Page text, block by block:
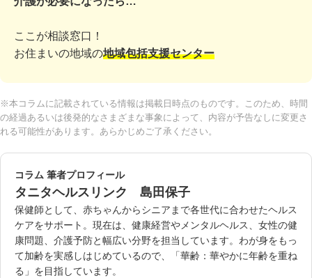
ここが相談窓口！
お住まいの地域の地域包括支援センター
※本コラムに記載されている情報は掲載日時点のものです。このため、時間
の経過あるいは後発的なさまざまな事象によって、内容が予告なしに変更さ
れる可能性があります。あらかじめご了承ください。
コラム 筆者プロフィール
タニタヘルスリンク 島田保子
保健師として、赤ちゃんからシニアまで各世代に合わせたヘルス
ケアをサポート。現在は、健康経営やメンタルヘルス、女性の健
康問題、介護予防と幅広い分野を担当しています。わが身をもっ
て加齢を実感しはじめているので、「華齢：華やかに年齢を重ね
る」を目指しています。